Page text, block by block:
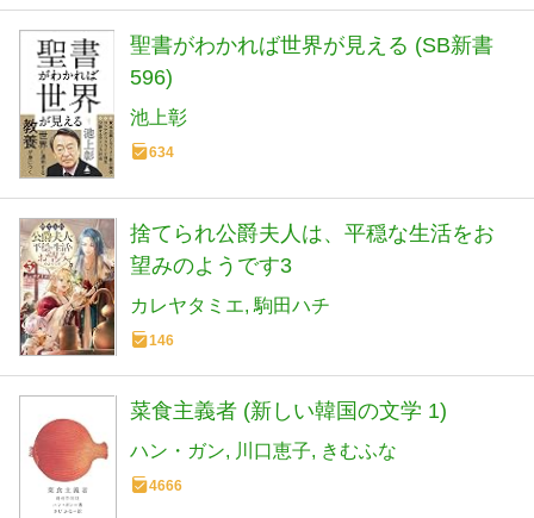
聖書がわかれば世界が見える (SB新書
596)
池上彰
634
捨てられ公爵夫人は、平穏な生活をお
望みのようです3
カレヤタミエ 駒田ハチ
146
菜食主義者 (新しい韓国の文学 1)
ハン・ガン 川口恵子 きむふな
4666